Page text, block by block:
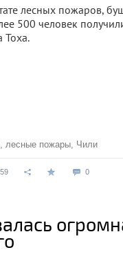
лесных пожаров,
500 человек
Тоха.
, лесные пожары, Чили
0